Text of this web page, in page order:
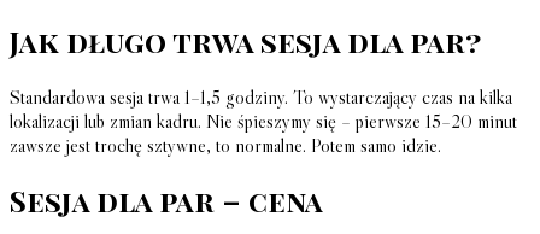
Jak długo trwa sesja dla par?
Standardowa sesja trwa 1–1,5 godziny. To wystarczający czas na kilka
lokalizacji lub zmian kadru. Nie śpieszymy się – pierwsze 15–20 minut
zawsze jest trochę sztywne, to normalne. Potem samo idzie.
Sesja dla par – cena